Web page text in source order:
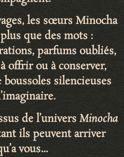
les sœurs Minocha
que des mots :
,parfums oubliés,
offrir ou à conserver,
boussoles silencieuses
.
de l’universMinocha
ils peuvent arriver
vous…